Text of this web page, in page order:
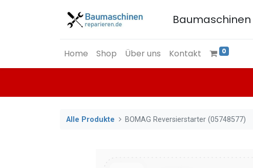
Baumaschinen
Home Shop Über uns Kontakt 0
Alle Produkte BOMAG Reversierstarter (05748577)